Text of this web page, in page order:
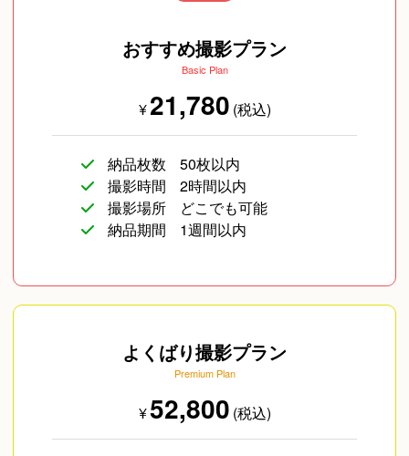
Photographer Tomo
安藤 早苗
irodori_photo
おすすめ撮影プラン
Basic Plan
¥21,780 (税込)
納品枚数
50枚以内
撮影時間
2時間以内
撮影場所
どこでも可能
納品期間
1週間以内
よくばり撮影プラン
Premium Plan
¥52,800 (税込)